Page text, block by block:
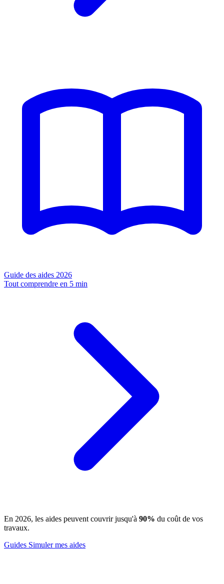
Guide des aides 2026
Tout comprendre en 5 min
En 2026, les aides peuvent couvrir jusqu'à 90% du coût de vos
travaux.
Guides Simuler mes aides